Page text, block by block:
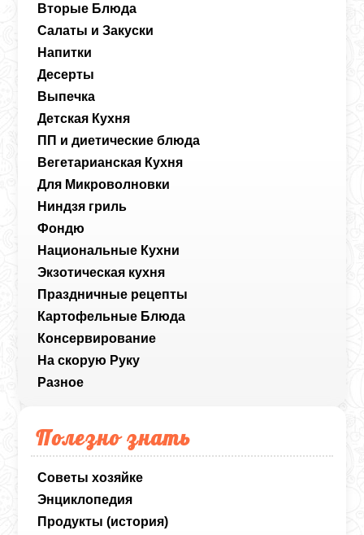
Вторые Блюда
Салаты и Закуски
Напитки
Десерты
Выпечка
Детская Кухня
ПП и диетические блюда
Вегетарианская Кухня
Для Микроволновки
Ниндзя гриль
Фондю
Национальные Кухни
Экзотическая кухня
Праздничные рецепты
Картофельные Блюда
Консервирование
На скорую Руку
Разное
Полезно знать
Советы хозяйке
Энциклопедия
Продукты (история)